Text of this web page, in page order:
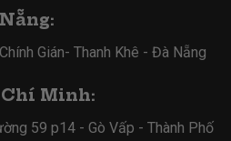
Gián- Thanh Khê - Đà Nẵng
Minh:
59 p14 - Gò Vấp - Thành Phố